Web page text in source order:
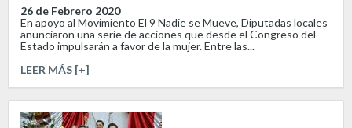
26 de Febrero 2020
En apoyo al Movimiento El 9 Nadie se Mueve, Diputadas locales
anunciaron una serie de acciones que desde el Congreso del
Estado impulsarán a favor de la mujer. Entre las...
LEER MÁS [+]